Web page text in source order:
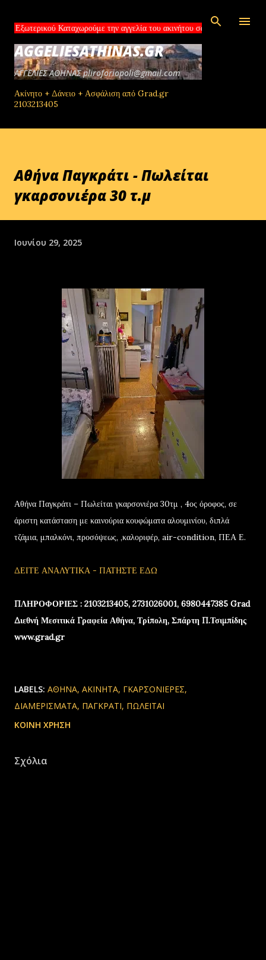
Καταχωρούμε την αγγελία του ακινήτου σας σε websites του
AGGELIESATHINAS.GR
ΑΓΓΕΛΙΕΣ ΑΘΗΝΑΣ pliroforiopoli@gmail.com
Ακίνητο + Δάνειο + Ασφάλιση από Grad.gr
2103213405
Αθήνα Παγκράτι - Πωλείται
γκαρσονιέρα 30 τ.μ
Ιουνίου 29, 2025
Αθήνα Παγκράτι – Πωλείται γκαρσονιέρα 30τμ , 4ος όροφος, σε
άριστη κατάσταση με καινούρια κουφώματα αλουμινίου, διπλά
τζάμια, μπαλκόνι, προσόψεως, ,καλοριφέρ, air-condition, ΠΕΑ Ε.
ΔΕΙΤΕ ΑΝΑΛΥΤΙΚΑ - ΠΑΤΗΣΤΕ ΕΔΩ
ΠΛΗΡΟΦΟΡΙΕΣ : 2103213405, 2731026001, 6980447385 Grad
Διεθνή Μεσιτικά Γραφεία Αθήνα, Τρίπολη, Σπάρτη Π.Τσιμπίδης
www.grad.gr
LABELS: ΑΘΗΝΑ ΑΚΙΝΗΤΑ ΓΚΑΡΣΟΝΙΕΡΕΣ
ΔΙΑΜΕΡΙΣΜΑΤΑ ΠΑΓΚΡΑΤΙ ΠΩΛΕΙΤΑΙ
ΚΟΙΝΉ ΧΡΉΣΗ
Σχόλια